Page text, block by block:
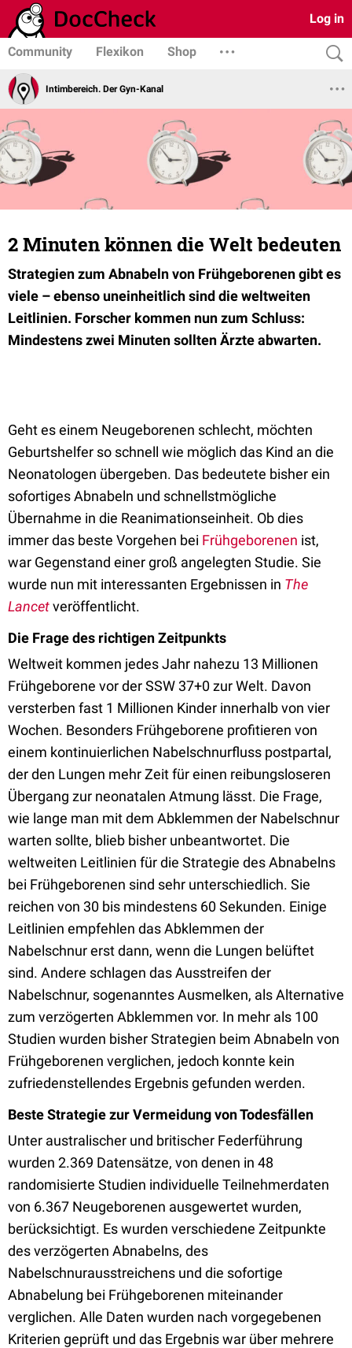
Log in
Community Flexikon Shop
Intimbereich. Der Gyn-Kanal
2 Minuten können die Welt bedeuten
Strategien zum Abnabeln von Frühgeborenen gibt es
viele – ebenso uneinheitlich sind die weltweiten
Leitlinien. Forscher kommen nun zum Schluss:
Mindestens zwei Minuten sollten Ärzte abwarten.
Geht es einem Neugeborenen schlecht, möchten
Geburtshelfer so schnell wie möglich das Kind an die
Neonatologen übergeben. Das bedeutete bisher ein
sofortiges Abnabeln und schnellstmögliche
Übernahme in die Reanimationseinheit. Ob dies
immer das beste Vorgehen bei Frühgeborenen ist,
war Gegenstand einer groß angelegten Studie. Sie
wurde nun mit interessanten Ergebnissen in The
Lancetveröffentlicht.
Die Frage des richtigen Zeitpunkts
Weltweit kommen jedes Jahr nahezu 13 Millionen
Frühgeborene vor der SSW 37+0 zur Welt. Davon
versterben fast 1 Millionen Kinder innerhalb von vier
Wochen. Besonders Frühgeborene profitieren von
einem kontinuierlichen Nabelschnurfluss postpartal,
der den Lungen mehr Zeit für einen reibungsloseren
Übergang zur neonatalen Atmung lässt. Die Frage,
wie lange man mit dem Abklemmen der Nabelschnur
warten sollte, blieb bisher unbeantwortet. Die
weltweiten Leitlinien für die Strategie des Abnabelns
bei Frühgeborenen sind sehr unterschiedlich. Sie
reichen von 30 bis mindestens 60 Sekunden. Einige
Leitlinien empfehlen das Abklemmen der
Nabelschnur erst dann, wenn die Lungen belüftet
sind. Andere schlagen das Ausstreifen der
Nabelschnur, sogenanntes Ausmelken, als Alternative
zum verzögerten Abklemmen vor. In mehr als 100
Studien wurden bisher Strategien beim Abnabeln von
Frühgeborenen verglichen, jedoch konnte kein
zufriedenstellendes Ergebnis gefunden werden.
Beste Strategie zur Vermeidung von Todesfällen
Unter australischer und britischer Federführung
wurden 2.369 Datensätze, von denen in 48
randomisierte Studien individuelle Teilnehmerdaten
von 6.367 Neugeborenen ausgewertet wurden,
berücksichtigt. Es wurden verschiedene Zeitpunkte
des verzögerten Abnabelns, des
Nabelschnurausstreichens und die sofortige
Abnabelung bei Frühgeborenen miteinander
verglichen. Alle Daten wurden nach vorgegebenen
Kriterien geprüft und das Ergebnis war über mehrere